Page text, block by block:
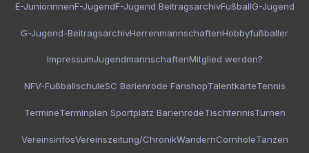
E-JuniorinnenF-JugendF-Jugend BeitragsarchivFußballG-Jugend
G-Jugend-BeitragsarchivHerrenmannschaftenHobbyfußballer
ImpressumJugendmannschaftenMitglied werden?
NFV-FußballschuleSC Barienrode FanshopTalentkarteTennis
TermineTerminplan Sportplatz BarienrodeTischtennisTurnen
VereinsinfosVereinszeitung/ChronikWandernCornholeTanzen